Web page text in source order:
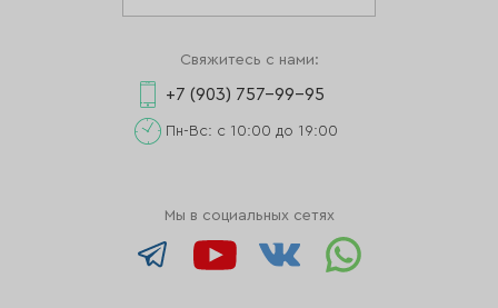
Свяжитесь с нами:
+7 (903) 757-99-95
Пн-Вс: с 10:00 до 19:00
Мы в социальных сетях